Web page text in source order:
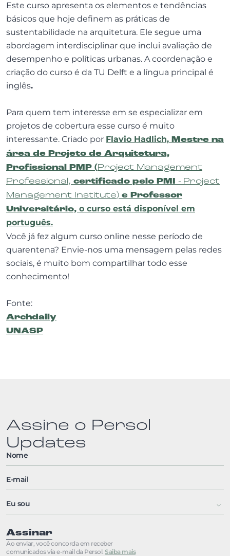
Este curso apresenta os elementos e tendências
básicos que hoje definem as práticas de
sustentabilidade na arquitetura. Ele segue uma
abordagem interdisciplinar que inclui avaliação de
desempenho e políticas urbanas. A coordenação e
criação do curso é da TU Delft e a língua principal é
inglês.
Para quem tem interesse em se especializar em
projetos de cobertura esse curso é muito
interessante. Criado por Flavio Hadlich, Mestre na
área de Projeto de Arquitetura,
Profissional PMP (Project Management
Professional, certificado pelo PMI - Project
Management Institute) e Professor
Universitário, o curso está disponível em
português.
Você já fez algum curso online nesse período de
quarentena? Envie-nos uma mensagem pelas redes
sociais, é muito bom compartilhar todo esse
conhecimento!
Fonte:
Archdaily
UNASP
Assine o Persol
Updates
Assinar
Ao enviar, você concorda em receber
comunicados via e-mail da Persol. Saiba mais